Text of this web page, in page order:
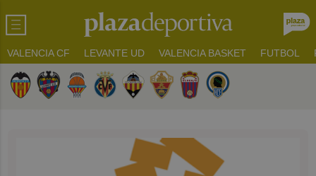
VALENCIA CF LEVANTE UD VALENCIA BASKET FUTBOL